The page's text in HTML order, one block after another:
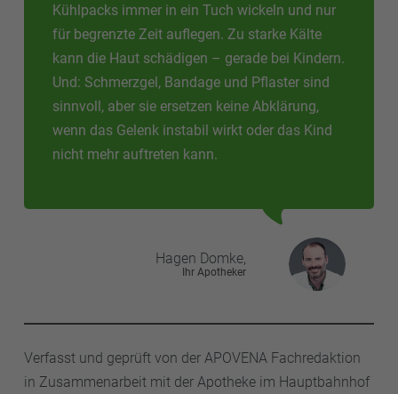
Kühlpacks immer in ein Tuch wickeln und nur
für begrenzte Zeit auflegen. Zu starke Kälte
kann die Haut schädigen – gerade bei Kindern.
Und: Schmerzgel, Bandage und Pflaster sind
sinnvoll, aber sie ersetzen keine Abklärung,
wenn das Gelenk instabil wirkt oder das Kind
nicht mehr auftreten kann.
Hagen Domke,
Ihr Apotheker
Verfasst und geprüft von der APOVENA Fachredaktion
in Zusammenarbeit mit der Apotheke im Hauptbahnhof